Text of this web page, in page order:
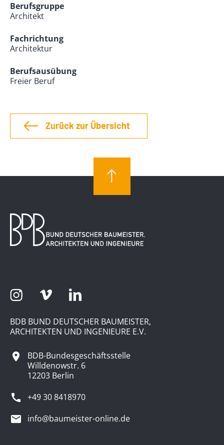
Berufsgruppe
Architekt
Fachrichtung
Architektur
Berufsausübung
Freier Beruf
Zurück zur Übersicht
BDB BUND DEUTSCHER BAUMEISTER,
ARCHITEKTEN UND INGENIEURE E.V.
BDB-Bundesgeschäftsstelle
Willdenowstr. 6
12203 Berlin
+49 30 8418970
info@baumeister-online.de